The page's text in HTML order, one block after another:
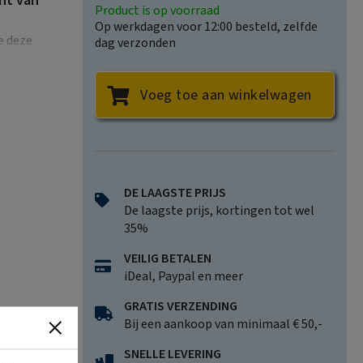
deze
maand
in de
voor
Product is op voorraad
Op werkdagen voor 12:00 besteld, zelfde
dag verzonden
Voeg toe aan winkelwagen
DE LAAGSTE PRIJS
De laagste prijs, kortingen tot wel
35%
VEILIG BETALEN
iDeal, Paypal en meer
GRATIS VERZENDING
Bij een aankoop van minimaal € 50,-
SNELLE LEVERING